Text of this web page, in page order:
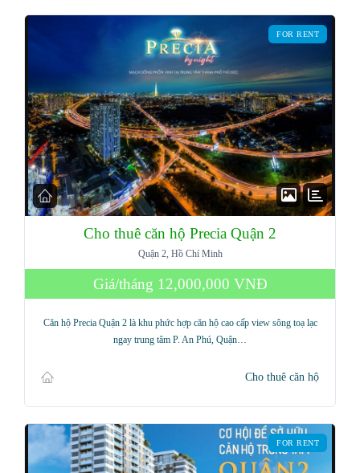
FOR RENT
Cho thuê căn hộ Precia Quận 2
Quận 2, Hồ Chí Minh
Giá/tháng 12,000,000 VNĐ
Căn hộ Precia Quận 2 là khu phức hợp căn hộ cao cấp view sông toạ lạc
ngay trung tâm P. An Phú, Quận…
Cho thuê căn hộ
FOR RENT